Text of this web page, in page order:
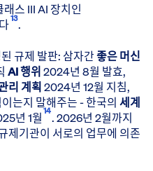
스 III AI 장치인
13.
규제 발판: 삼자간좋은 머신
AI 행위 2024년 8월 발효,
리 계획 2024년 12월 지침,
는지 말해주는 - 한국의 세계
년 1월 14. 2026년 2월까지
제기관이 서로의 업무에 의존